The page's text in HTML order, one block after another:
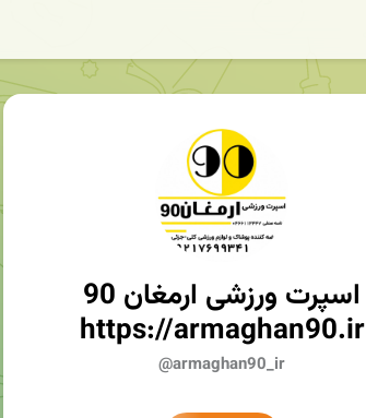
اسپرت ورزشی ارمغان 90
https://armaghan90.ir
@armaghan90_ir